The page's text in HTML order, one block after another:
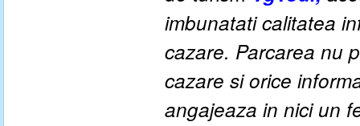
imbunatati calitatea
cazare. Parcarea nu
cazare si orice
angajeaza in nici un